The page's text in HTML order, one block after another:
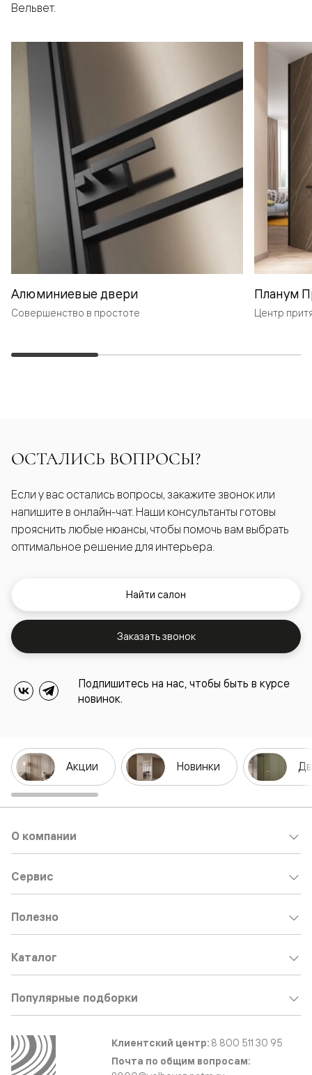
Вельвет.
Алюминиевые двери
Совершенство в простоте
Планум
Центр
ОСТАЛИСЬ ВОПРОСЫ?
Если у вас остались вопросы, закажите звонок или
напишите в онлайн-чат. Наши консультанты готовы
прояснить любые нюансы, чтобы помочь вам выбрать
оптимальное решение для интерьера.
Найти салон
Заказать звонок
Подпишитесь на нас, чтобы быть в курсе
новинок.
Акции Новинки
О компании
Сервис
Полезно
Каталог
Популярные подборки
Клиентский центр: 8 800 511 30 95
Почта по общим вопросам: